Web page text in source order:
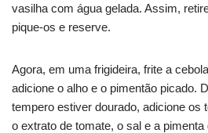
vasilha com água gelada. Assim,
pique-os e reserve.
Agora, em uma frigideira, frite a
adicione o alho e o pimentão picado.
tempero estiver dourado, adicione os
o extrato de tomate, o sal e a pimenta